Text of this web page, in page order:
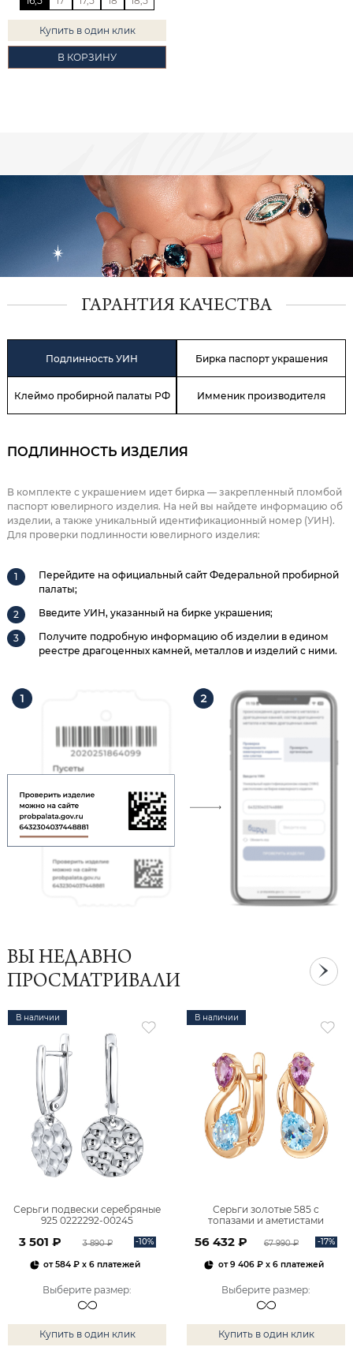
Купить в один клик
В КОРЗИНУ
ГАРАНТИЯ КАЧЕСТВА
Подлинность УИН Бирка паспорт украшения
Клеймо пробирной палаты РФ Имменик производителя
ПОДЛИННОСТЬ ИЗДЕЛИЯ
В комплекте с украшением идет бирка — закрепленный пломбой
паспорт ювелирного изделия. На ней вы найдете информацию об
изделии, а также уникальный идентификационный номер (УИН).
Для проверки подлинности ювелирного изделия:
Перейдите на официальный сайт Федеральной пробирной
палаты;
Введите УИН, указанный на бирке украшения;
Получите подробную информацию об изделии в едином
реестре драгоценных камней, металлов и изделий с ними.
ВЫ НЕДАВНО
ПРОСМАТРИВАЛИ
В наличии
Серьги подвески серебряные
925 0222292-00245
3 501 ₽ 3 890 ₽ -10%
от584 ₽ x 6 платежей
Выберите размер:
Купить в один клик
В наличии
Серьги золотые 585 с
топазами и аметистами
56 432 ₽ 67 990 ₽ -17%
от9 406 ₽x 6 платежей
Выберите размер:
Купить в один клик